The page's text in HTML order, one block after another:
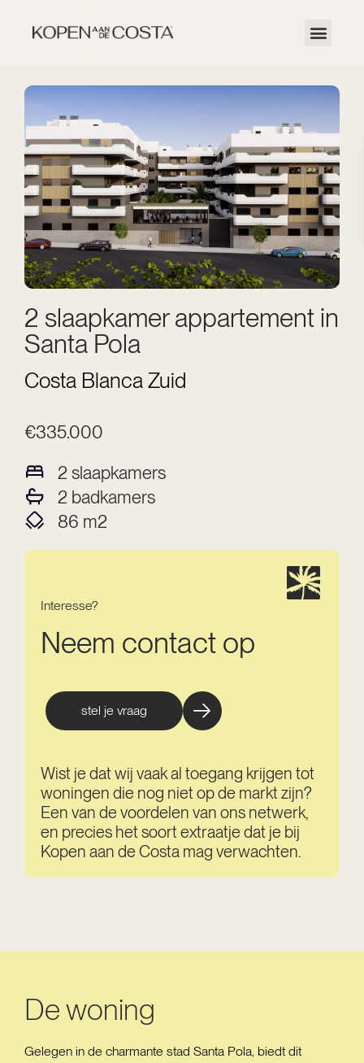
2 slaapkamer appartement in
Santa Pola
Costa Blanca Zuid
€335.000
2 slaapkamers
2 badkamers
86 m2
Interesse?
Neem contact op
stel je vraag
Wist je dat wij vaak al toegang krijgen tot
woningen die nog niet op de markt zijn?
Een van de voordelen van ons netwerk,
en precies het soort extraatje dat je bij
Kopen aan de Costa mag verwachten.
De woning
Gelegen in de charmante stad Santa Pola, biedt dit